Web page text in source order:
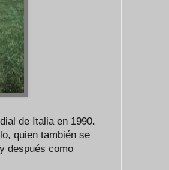
de Italia en 1990.
quien también se
después como